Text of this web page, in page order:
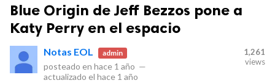
Blue Origin de Jeff Bezzos pone a
Katy Perry en el espacio
Notas EOL admin
posteado en hace 1 año —
actualizado el hace 1 año
1,261
views